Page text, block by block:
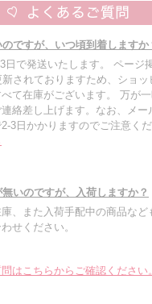
ですが、いつ頃到着しますか
日で発送いたします。 ページ
されておりますため、ショ
て在庫がございます。 万が
絡差し上げます。なお、メー
3日かかりますのでご注意くだ
いのですが、入荷しますか？
、また入荷手配中の商品など
せください。
はこちらからご確認ください。